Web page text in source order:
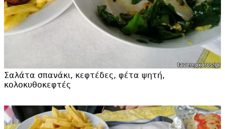
Σαλάτα σπανάκι, κεφτέδες, φέτα ψητή,
κολοκυθοκεφτές